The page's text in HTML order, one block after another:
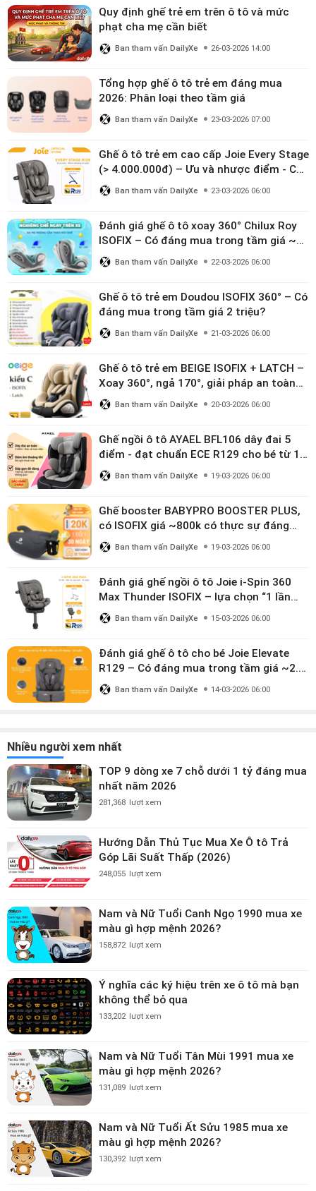
Quy định ghế trẻ em trên ô tô và mức
phạt cha mẹ cần biết
Ban tham vấn DailyXe 26-03-2026 14:00
Tổng hợp ghế ô tô trẻ em đáng mua
2026: Phân loại theo tầm giá
Ban tham vấn DailyXe 23-03-2026 07:00
Ghế ô tô trẻ em cao cấp Joie Every Stage
(> 4.000.000đ) – Ưu và nhược điểm - Có
đáng đầu tư cho bé từ 0–12 tuổi?
Ban tham vấn DailyXe 23-03-2026 06:00
Đánh giá ghế ô tô xoay 360° Chilux Roy
ISOFIX – Có đáng mua trong tầm giá ~3
triệu
Ban tham vấn DailyXe 22-03-2026 06:00
Ghế ô tô trẻ em Doudou ISOFIX 360° – Có
đáng mua trong tầm giá 2 triệu?
Ban tham vấn DailyXe 21-03-2026 06:00
Ghế ô tô trẻ em BEIGE ISOFIX + LATCH –
Xoay 360°, ngả 170°, giải pháp an toàn
linh hoạt cho bé 0–10 tuổi
Ban tham vấn DailyXe 20-03-2026 06:00
Ghế ngồi ô tô AYAEL BFL106 dây đai 5
điểm - đạt chuẩn ECE R129 cho bé từ 1–
10 tuổi
Ban tham vấn DailyXe 19-03-2026 06:00
Ghế booster BABYPRO BOOSTER PLUS,
có ISOFIX giá ~800k có thực sự đáng
mua?
Ban tham vấn DailyXe 19-03-2026 06:00
Đánh giá ghế ngồi ô tô Joie i-Spin 360
Max Thunder ISOFIX – lựa chọn “1 lần
dùng đến 12 năm” có đáng giá gần 9
triệu?
Ban tham vấn DailyXe 15-03-2026 06:00
Đánh giá ghế ô tô cho bé Joie Elevate
R129 – Có đáng mua trong tầm giá ~2.8
triệu?
Ban tham vấn DailyXe 14-03-2026 06:00
Nhiều người xem nhất
TOP 9 dòng xe 7 chỗ dưới 1 tỷ đáng mua
nhất năm 2026
281,368 lượt xem
Hướng Dẫn Thủ Tục Mua Xe Ô tô Trả
Góp Lãi Suất Thấp (2026)
248,055 lượt xem
Nam và Nữ Tuổi Canh Ngọ 1990 mua xe
màu gì hợp mệnh 2026?
158,872 lượt xem
Ý nghĩa các ký hiệu trên xe ô tô mà bạn
không thể bỏ qua
133,202 lượt xem
Nam và Nữ Tuổi Tân Mùi 1991 mua xe
màu gì hợp mệnh 2026?
131,089 lượt xem
Nam và Nữ Tuổi Ất Sửu 1985 mua xe
màu gì hợp mệnh 2026?
130,392 lượt xem